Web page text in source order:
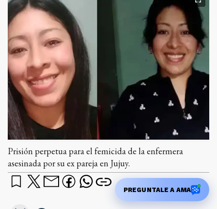
Prisión perpetua para el femicida de la enfermera
asesinada por su ex pareja en Jujuy.
PREGUNTALE A AMA